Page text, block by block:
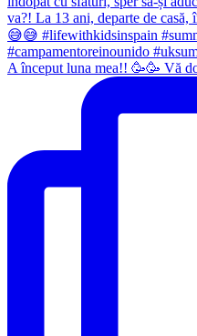
A început luna mea!! 🥳🥳 Vă